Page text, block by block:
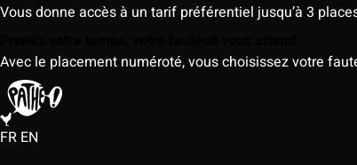
Vous donne accès à un tarif préférentiel jusqu’à 3
Avec le placement numéroté, vous choisissez votre
FR EN